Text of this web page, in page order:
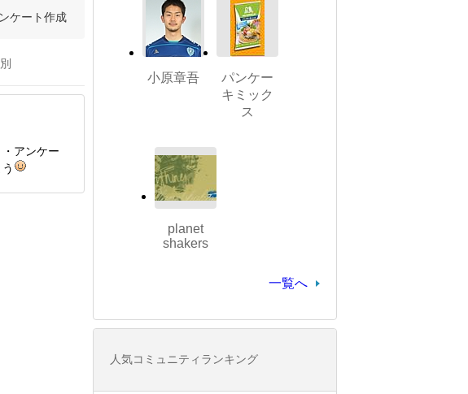
ケート作成
アンケー
小原章吾
パンケー
キミック
ス
planet
shakers
一覧へ
人気コミュニティランキング